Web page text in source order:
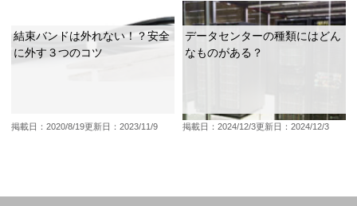
結束バンドは外れない！？安全
に外す３つのコツ
掲載日：2020/8/19更新日：2023/11/9
データセンターの種類にはどん
なものがある？
掲載日：2024/12/3更新日：2024/12/3